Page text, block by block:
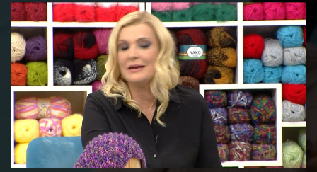
Süre / Toplam Yüklendi
0%
Yükleniyor
0%